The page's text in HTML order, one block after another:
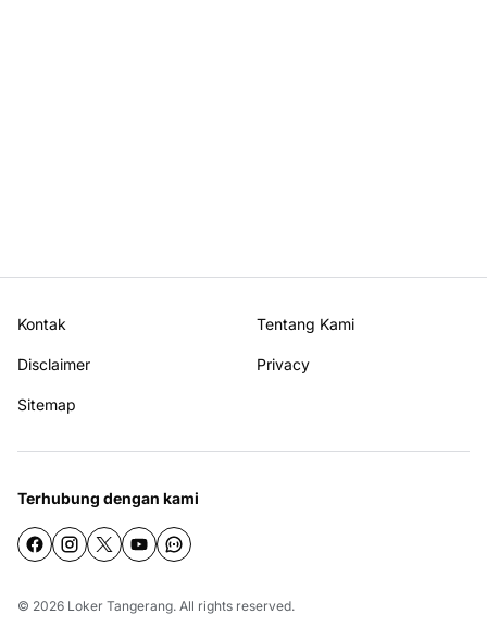
Kontak Tentang Kami
Disclaimer Privacy
Sitemap
Terhubung dengan kami
© 2026 Loker Tangerang. All rights reserved.